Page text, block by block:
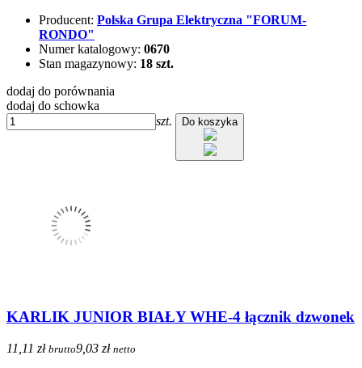
Producent: Polska Grupa Elektryczna "FORUM-
RONDO"
Numer katalogowy: 0670
Stan magazynowy: 18 szt.
dodaj do porównania
dodaj do schowka
szt.
Do koszyka
KARLIK JUNIOR BIAŁY WHE-4 łącznik dzwonek
11,11 zł brutto9,03 zł netto